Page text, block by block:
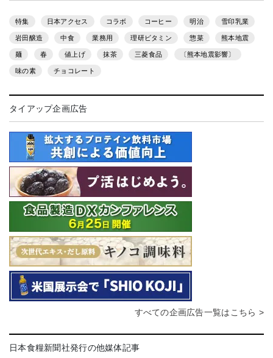
特集 日本アクセス コラボ コーヒー 明治 雪印乳業
岩田醸造 中食 業務用 理研ビタミン 惣菜 熊本地震
麺 春 値上げ 抹茶 三菱食品 〔熊本地震影響〕
味の素 チョコレート
タイアップ企画広告
すべての企画広告一覧はこちら >
日本食糧新聞社発行の他媒体記事